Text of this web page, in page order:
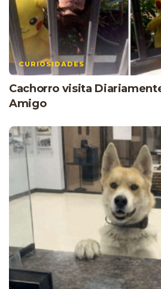
CURIOSIDADES
Cachorro visita
Amigo